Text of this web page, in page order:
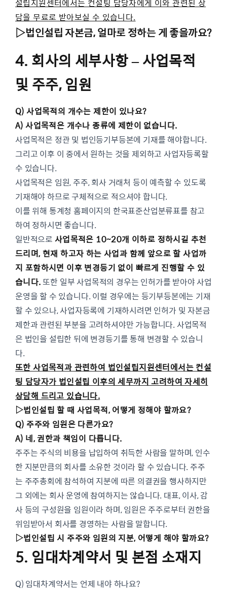
설립지원센터에서는 컨설팅 담당자에게 이와 관련된 상
담을 무료로 받아보실 수 있습니다.
▷법인설립 자본금, 얼마로 정하는 게 좋을까요?
4. 회사의 세부사항 – 사업목적
및 주주, 임원
Q) 사업목적의 개수는 제한이 있나요?
A) 사업목적은 개수나 종류에 제한이 없습니다.
사업목적은 정관 및 법인등기부등본에 기재를 해야합니다.
그리고 이후 이 중에서 원하는 것을 제외하고 사업자등록할
수 있습니다.
사업목적은 임원, 주주, 회사 거래처 등이 예측할 수 있도록
기재해야 하므로 구체적으로 적으셔야 합니다.
이를 위해 통계청 홈페이지의 한국표준산업분류표를 참고
하여 정하시면 좋습니다.
일반적으로 사업목적은 10~20개 이하로 정하시길 추천
드리며, 현재 하고자 하는 사업과 함께 앞으로 할 사업까
지 포함하시면 이후 변경등기 없이 빠르게 진행할 수 있
습니다.또한 일부 사업목적의 경우는 인허가를 받아야 사업
운영을 할 수 있습니다. 이럴 경우에는 등기부등본에는 기재
할 수 있으나, 사업자등록에 기재하시려면 인허가 및 자본금
제한과 관련된 부분을 고려하셔야만 가능합니다. 사업목적
은 법인을 설립한 뒤에 변경등기를 통해 변경할 수 있습니
다.
또한 사업목적과 관련하여 법인설립지원센터에서는 컨설
팅 담당자가 법인설립 이후의 세무까지 고려하여 자세히
상담해 드리고 있습니다.
▷법인설립 할 때 사업목적, 어떻게 정해야 할까요?
Q) 주주와 임원은 다른가요?
A) 네, 권한과 책임이 다릅니다.
주주는 주식의 비용을 납입하여 취득한 사람을 말하며, 인수
한 지분만큼의 회사를 소유한 것이라 할 수 있습니다. 주주
는 주주총회에 참석하여 지분에 따른 의결권을 행사하지만
그 외에는 회사 운영에 참여하지는 않습니다. ​대표, 이사, 감
사 등의 구성원을 임원이라 하며, 임원은 주주로부터 권한을
위임받아서 회사를 경영하는 사람을 말합니다.
▷법인설립 시 주주와 임원의 지분, 어떻게 해야 할까요?
5. 임대차계약서 및 본점 소재지
Q) 임대차계약서는 언제 내야 하나요?